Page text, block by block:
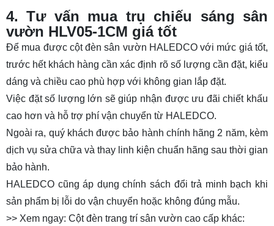
4. Tư vấn mua trụ chiếu sáng sân
vườn HLV05-1CM giá tốt
Để mua được cột đèn sân vườn HALEDCO với mức giá tốt,
trước hết khách hàng cần xác định rõ số lượng cần đặt, kiểu
dáng và chiều cao phù hợp với không gian lắp đặt.
Việc đặt số lượng lớn sẽ giúp nhận được ưu đãi chiết khấu
cao hơn và hỗ trợ phí vận chuyển từ HALEDCO.
Ngoài ra, quý khách được bảo hành chính hãng 2 năm, kèm
dịch vụ sửa chữa và thay linh kiện chuẩn hãng sau thời gian
bảo hành.
HALEDCO cũng áp dụng chính sách đổi trả minh bạch khi
sản phẩm bị lỗi do vận chuyển hoặc không đúng mẫu.
>> Xem ngay: Cột đèn trang trí sân vườn cao cấp khác: